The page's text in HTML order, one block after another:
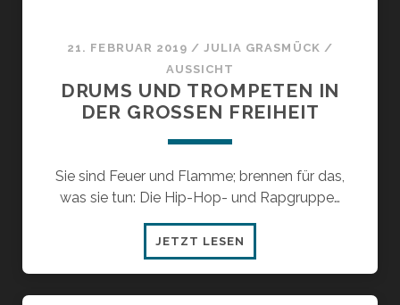
21. FEBRUAR 2019 /JULIA GRASMÜCK /
AUSSICHT
DRUMS UND TROMPETEN IN
DER GROSSEN FREIHEIT
Sie sind Feuer und Flamme; brennen für das,
was sie tun: Die Hip-Hop- und Rapgruppe…
JETZT LESEN
UND